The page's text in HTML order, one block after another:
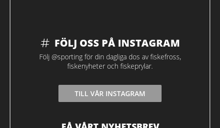
FÖLJ OSS PÅ INSTAGRAM
Följ @sporting för din dagliga dos av fiskefross,
fiskenyheter och fiskeprylar.
TILL VÅR INSTAGRAM